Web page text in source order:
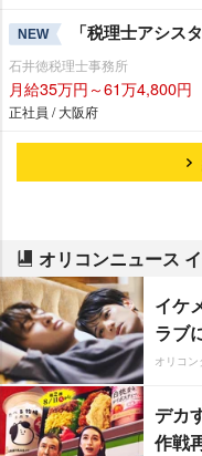
NEW 「税理士アシス
石井徳税理士事務所
月給35万円～61万4,800円
正社員 / 大阪府
オリコンニュース
イケ
ラブ
オリコ
デカ
作戦